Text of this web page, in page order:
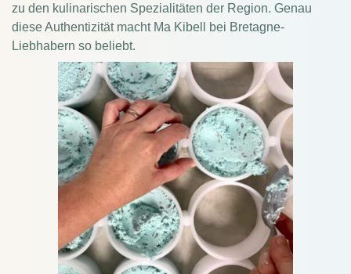
zu den kulinarischen Spezialitäten der Region. Genau
diese Authentizität macht Ma Kibell bei Bretagne-
Liebhabern so beliebt.